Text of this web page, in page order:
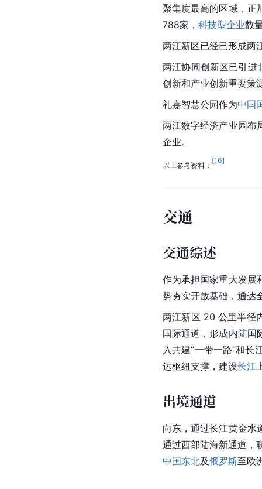
聚集度最高的区域，正
788家， 科技型企业数
两江新区已经已形成两
两江协同创新区已引进
创新和产业创新重要策
礼嘉智慧公园作为中国
两江数字经济产业园布
企业。
以上参考资料：
[16]
交通
交通综述
作为承担国家重大发展
势夯实开放基础，通达
两江新区 20 公里半径
国际通道，形成内陆国
入共建“一带一路”和长
运枢纽支撑，建设长江
出境通道
向东，通过长江黄金水
通过西部陆海新通道，
中国东北及俄罗斯至欧